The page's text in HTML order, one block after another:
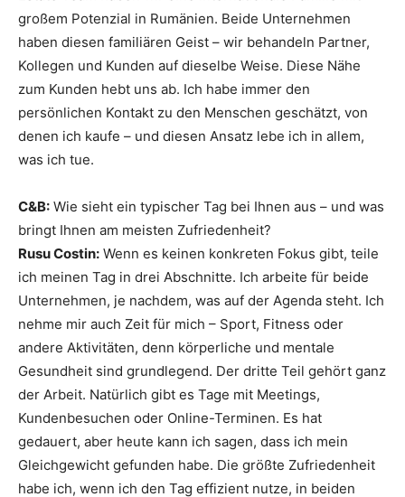
großem Potenzial in Rumänien. Beide Unternehmen
haben diesen familiären Geist – wir behandeln Partner,
Kollegen und Kunden auf dieselbe Weise. Diese Nähe
zum Kunden hebt uns ab. Ich habe immer den
persönlichen Kontakt zu den Menschen geschätzt, von
denen ich kaufe – und diesen Ansatz lebe ich in allem,
was ich tue.
C&B: Wie sieht ein typischer Tag bei Ihnen aus – und was
bringt Ihnen am meisten Zufriedenheit?
Rusu Costin: Wenn es keinen konkreten Fokus gibt, teile
ich meinen Tag in drei Abschnitte. Ich arbeite für beide
Unternehmen, je nachdem, was auf der Agenda steht. Ich
nehme mir auch Zeit für mich – Sport, Fitness oder
andere Aktivitäten, denn körperliche und mentale
Gesundheit sind grundlegend. Der dritte Teil gehört ganz
der Arbeit. Natürlich gibt es Tage mit Meetings,
Kundenbesuchen oder Online-Terminen. Es hat
gedauert, aber heute kann ich sagen, dass ich mein
Gleichgewicht gefunden habe. Die größte Zufriedenheit
habe ich, wenn ich den Tag effizient nutze, in beiden